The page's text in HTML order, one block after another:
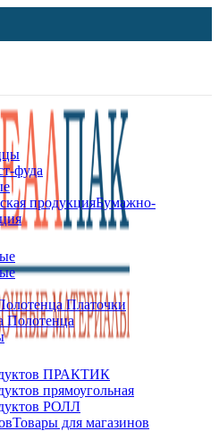
фуда
Бумажно-
Платочки
Полотенца
ПРАКТИК
прямоугольная
РОЛЛ
Товары для магазинов